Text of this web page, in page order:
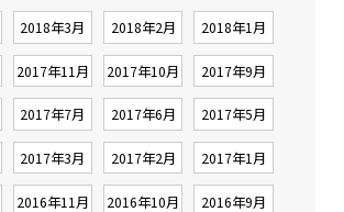
2018年3月 2018年2月 2018年1月
2017年11月 2017年10月 2017年9月
2017年7月 2017年6月 2017年5月
2017年3月 2017年2月 2017年1月
2016年11月 2016年10月 2016年9月